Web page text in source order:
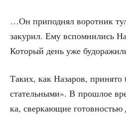
…Он при­под­нял ворот­ник
заку­рил. Ему вспом­ни­лись
Кото­рый день уже
Таких, как Наза­ров,
ста­тель­ны­ми». В про­шлое
ка, свер­ка­ю­щие готов­но­стью